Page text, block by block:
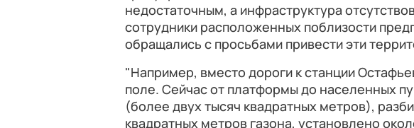
недостаточным, а инфраструктура
сотрудники расположенных поблизости
обращались с просьбами привести эти
"Например, вместо дороги к станции
поле. Сейчас от платформы до населенных
(более двух тысяч квадратных метров),
квадратных метров газона, установлено